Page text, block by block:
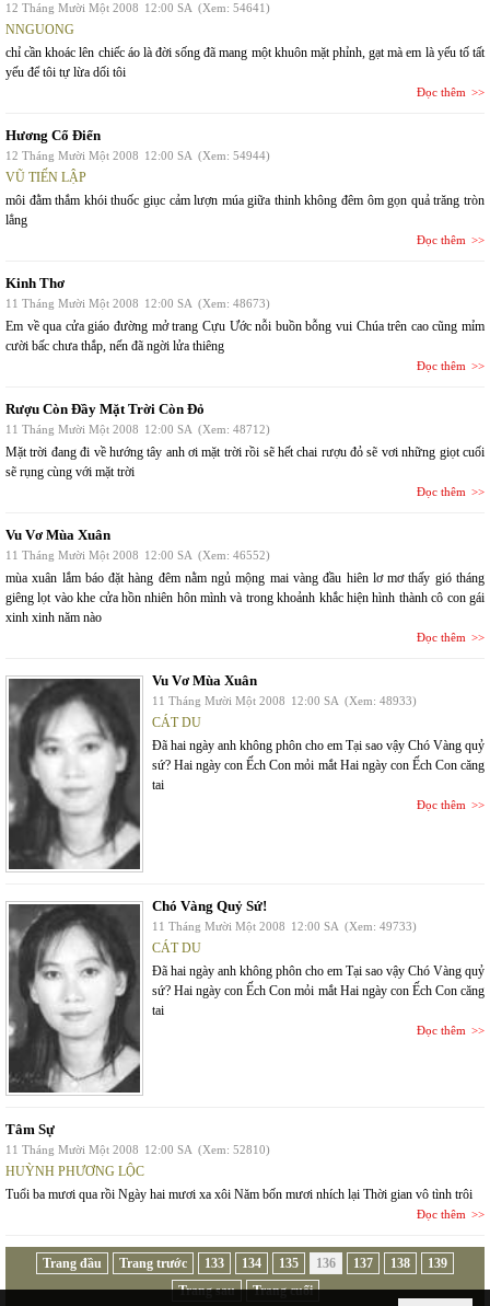
12 Tháng Mười Một 2008 12:00 SA (Xem: 54641)
NNGUONG
chỉ cần khoác lên chiếc áo là đời sống đã mang một khuôn mặt phỉnh, gạt mà em là yếu tố tất
yếu để tôi tự lừa dối tôi
Đọc thêm
Hương Cổ Điển
12 Tháng Mười Một 2008 12:00 SA (Xem: 54944)
VŨ TIẾN LẬP
môi đằm thắm khói thuốc giục cảm lượn múa giữa thinh không đêm ôm gọn quả trăng tròn
lẳng
Đọc thêm
Kinh Thơ
11 Tháng Mười Một 2008 12:00 SA (Xem: 48673)
Em về qua cửa giáo đường mở trang Cựu Ước nỗi buồn bỗng vui Chúa trên cao cũng mỉm
cười bấc chưa thắp, nến đã ngời lửa thiêng
Đọc thêm
Rượu Còn Đầy Mặt Trời Còn Đỏ
11 Tháng Mười Một 2008 12:00 SA (Xem: 48712)
Mặt trời đang đi về hướng tây anh ơi mặt trời rồi sẽ hết chai rượu đỏ sẽ vơi những giọt cuối
sẽ rụng cùng với mặt trời
Đọc thêm
Vu Vơ Mùa Xuân
11 Tháng Mười Một 2008 12:00 SA (Xem: 46552)
mùa xuân lắm báo đặt hàng đêm nằm ngủ mộng mai vàng đầu hiên lơ mơ thấy gió tháng
giêng lọt vào khe cửa hồn nhiên hôn mình và trong khoảnh khắc hiện hình thành cô con gái
xinh xinh năm nào
Đọc thêm
Vu Vơ Mùa Xuân
11 Tháng Mười Một 2008 12:00 SA (Xem: 48933)
CÁT DU
Đã hai ngày anh không phôn cho em Tại sao vậy Chó Vàng quỷ
sứ? Hai ngày con Ếch Con mỏi mắt Hai ngày con Ếch Con căng
tai
Đọc thêm
Chó Vàng Quỷ Sứ!
11 Tháng Mười Một 2008 12:00 SA (Xem: 49733)
CÁT DU
Đã hai ngày anh không phôn cho em Tại sao vậy Chó Vàng quỷ
sứ? Hai ngày con Ếch Con mỏi mắt Hai ngày con Ếch Con căng
tai
Đọc thêm
Tâm Sự
11 Tháng Mười Một 2008 12:00 SA (Xem: 52810)
HUỲNH PHƯƠNG LỘC
Tuổi ba mươi qua rồi Ngày hai mươi xa xôi Năm bốn mươi nhích lại Thời gian vô tình trôi
Đọc thêm
Trang đầu Trang trước 133 134 135 136 137 138
139
Trang sau
Trang cuối